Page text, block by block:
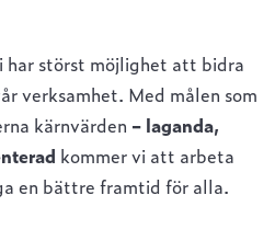
har störst möjlighet att bidra
verksamhet. Med målen som
kärnvärden – laganda,
kommer vi att arbeta
en bättre framtid för alla.